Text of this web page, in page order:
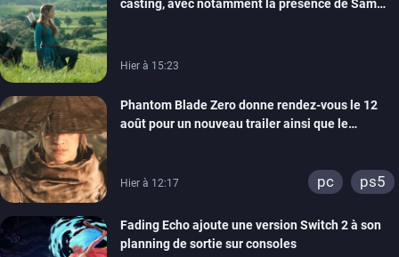
casting, avec notamment la présence de Sam
Hier à 15:23
Phantom Blade Zero donne rendez-vous le 12
août pour un nouveau trailer ainsi que le
Hier à 12:17 pc ps5
Fading Echo ajoute une version Switch 2 à son
planning de sortie sur consoles